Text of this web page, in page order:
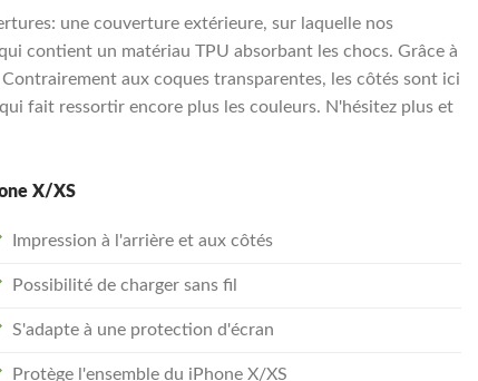
une couverture extérieure, sur laquelle nos
contient un matériau TPU absorbant les chocs. Grâce à
aux coques transparentes, les côtés sont ici
fait ressortir encore plus les couleurs. N'hésitez plus et
X/XS
Impression à l'arrière et aux côtés
Possibilité de charger sans fil
S'adapte à une protection d'écran
Protège l'ensemble du iPhone X/XS